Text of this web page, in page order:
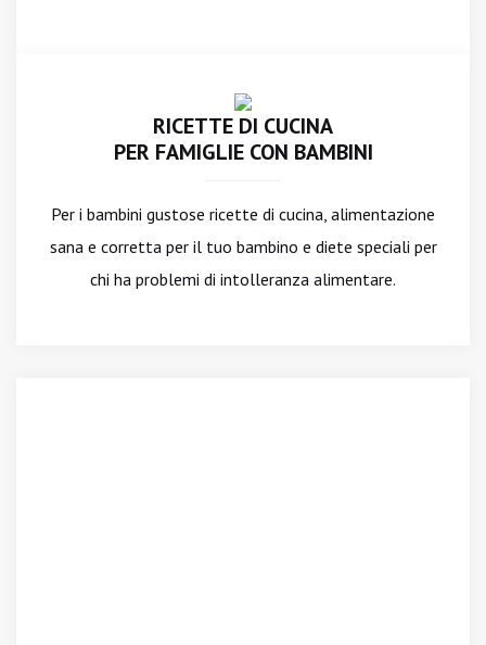
RICETTE DI CUCINA
PER FAMIGLIE CON BAMBINI
Per i bambini gustose ricette di cucina, alimentazione
sana e corretta per il tuo bambino e diete speciali per
chi ha problemi di intolleranza alimentare.